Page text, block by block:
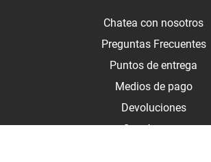
Chatea con nosotros
Preguntas Frecuentes
Puntos de entrega
Medios de pago
Devoluciones
Contáctanos